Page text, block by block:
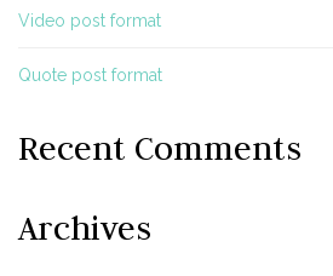
Video post format
Quote post format
Recent Comments
Archives